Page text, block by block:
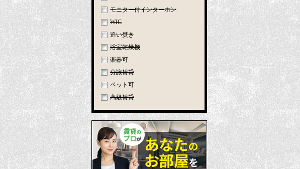
モニター付インターホン
WIC
追い焚き
浴室乾燥機
楽器可
分譲賃貸
ペット可
高級賃貸